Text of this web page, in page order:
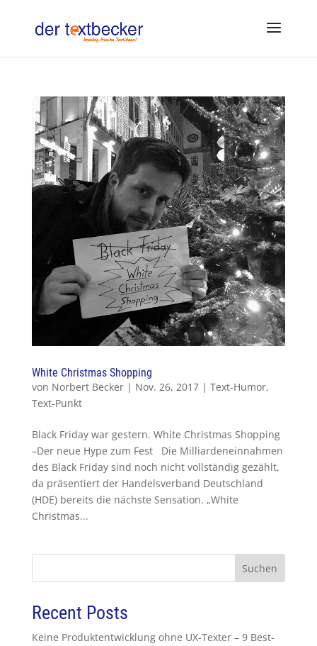
White Christmas Shopping
von Norbert Becker| Nov. 26, 2017| Text-Humor,
Text-Punkt
Black Friday war gestern. White Christmas Shopping
–Der neue Hype zum Fest Die Milliardeneinnahmen
des Black Friday sind noch nicht vollständig gezählt,
da präsentiert der Handelsverband Deutschland
(HDE) bereits die nächste Sensation. „White
Christmas...
Suchen
Recent Posts
Keine Produktentwicklung ohne UX-Texter – 9 Best-